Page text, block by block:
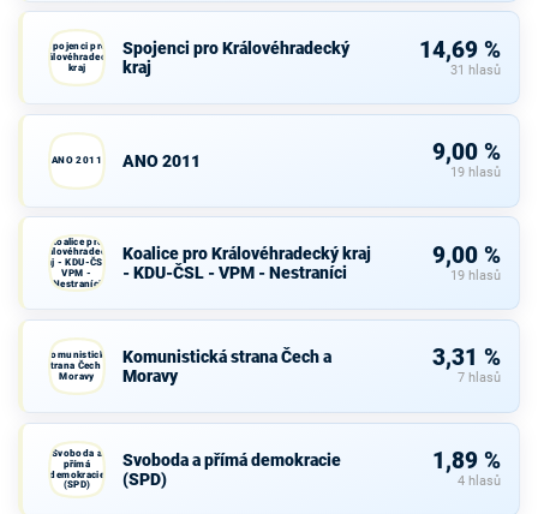
Spojenci pro
Královéhradecký
kraj
Spojenci pro Královéhradecký
kraj
14,69 %
31 hlasů
ANO 2011 ANO 2011 9,00 %
19 hlasů
Koalice pro
Královéhradecký
kraj - KDU-ČSL -
VPM -
Nestraníci
Koalice pro Královéhradecký kraj
- KDU-ČSL - VPM - Nestraníci
9,00 %
19 hlasů
Komunistická
strana Čech a
Moravy
Komunistická strana Čech a
Moravy
3,31 %
7 hlasů
Svoboda a
přímá
demokracie
(SPD)
Svoboda a přímá demokracie
(SPD)
1,89 %
4 hlasů